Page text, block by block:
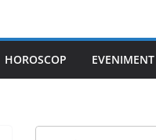
HOROSCOP EVENIMENT